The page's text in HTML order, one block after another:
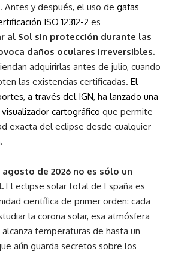
Antes y después, el uso de gafas
ISO 12312-2 es
al Sol sin protección durante las
daños oculares irreversibles.
adquirirlas antes de julio, cuando
las existencias certificadas. El
a través del IGN, ha lanzado una
cartográfico que permite
exacta del eclipse desde cualquier
agosto de 2026 no es sólo un
El eclipse solar total de España es
científica de primer orden: cada
la corona solar, esa atmósfera
temperaturas de hasta un
aún guarda secretos sobre los